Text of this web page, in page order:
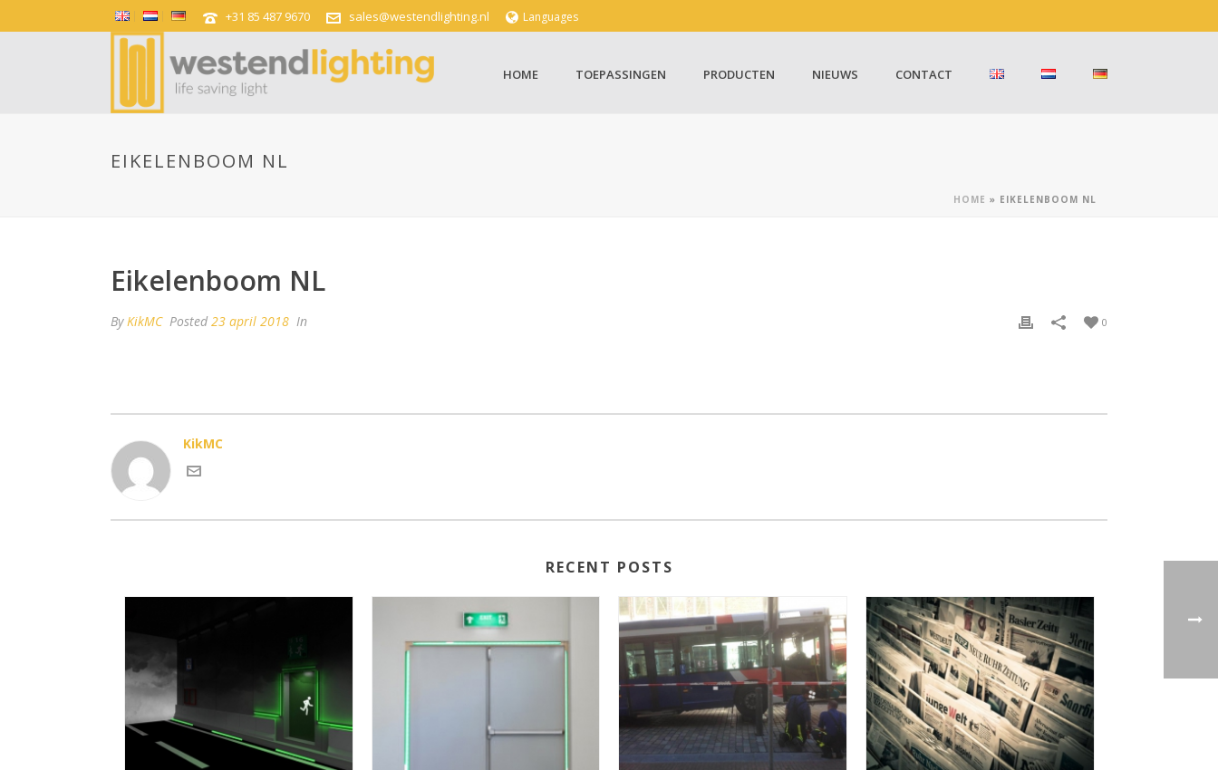
+31 85 487 9670 sales@westendlighting.nl Languages
HOME TOEPASSINGEN PRODUCTEN NIEUWS CONTACT
EIKELENBOOM NL
HOME » EIKELENBOOM NL
Eikelenboom NL
ByKikMC Posted 23 april 2018 In 0
KikMC
RECENT POSTS